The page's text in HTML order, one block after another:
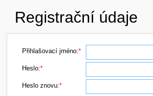
Registrační údaje
Přihlašovací jméno:*
Heslo:*
Heslo znovu:*